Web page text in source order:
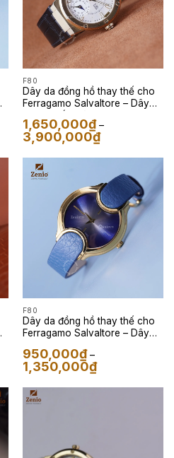
F80
Dây da đồng hồ thay thế cho
Ferragamo Salvaltore – Dây
1,650,000₫ –
3,900,000₫Khoảng
giá:
3,900,000₫
F80
Dây da đồng hồ thay thế cho
Ferragamo Salvaltore – Dây
950,000₫ –
1,350,000₫Khoảng
giá: